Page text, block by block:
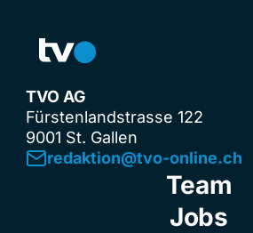
TVO AG
Fürstenlandstrasse 122
9001 St. Gallen
redaktion@tvo-online.ch
Team
Jobs